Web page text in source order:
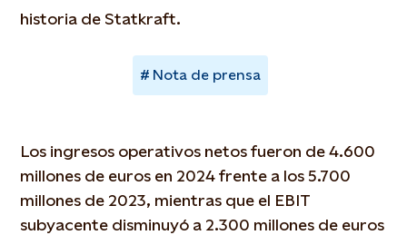
historia de Statkraft.
Nota de prensa
Los ingresos operativos netos fueron de 4.600
millones de euros en 2024 frente a los 5.700
millones de 2023, mientras que el EBIT
subyacente disminuyó a 2.300 millones de euros